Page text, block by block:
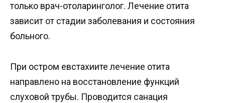
только врач-отоларинголог. Лечение отита
зависит от стадии заболевания и состояния
больного.
При остром евстахиите лечение отита
направлено на восстановление функций
слуховой трубы. Проводится санация